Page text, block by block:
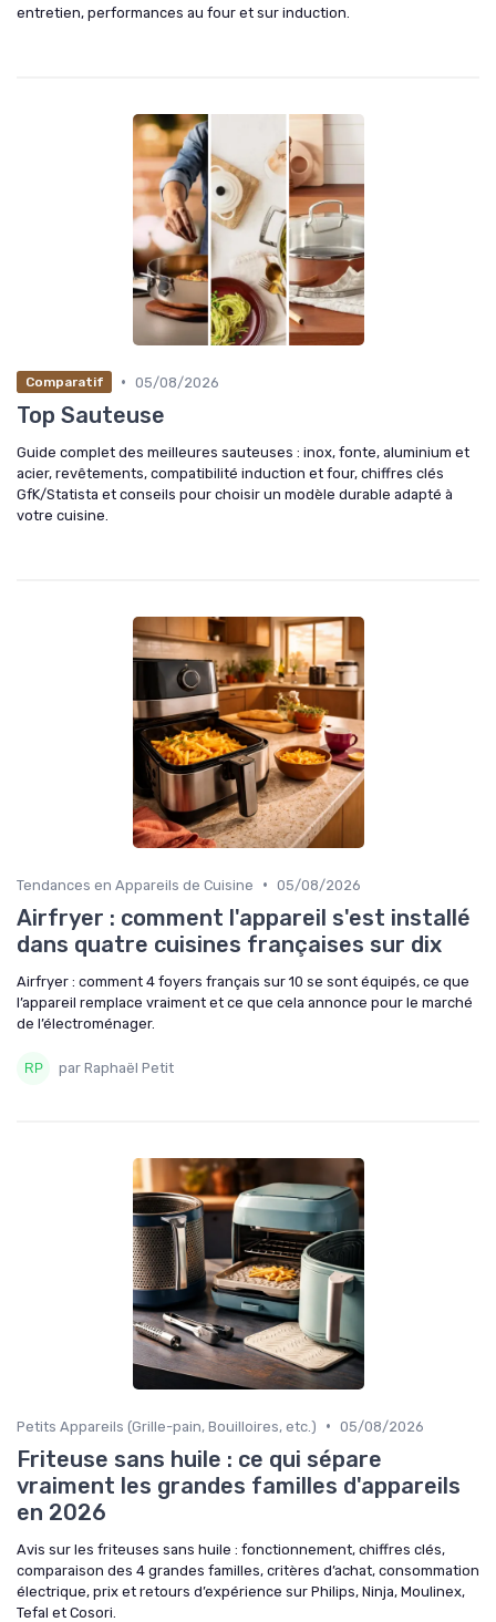
entretien, performances au four et sur induction.
Comparatif • 05/08/2026
Top Sauteuse
Guide complet des meilleures sauteuses : inox, fonte, aluminium et
acier, revêtements, compatibilité induction et four, chiffres clés
GfK/Statista et conseils pour choisir un modèle durable adapté à
votre cuisine.
Tendances en Appareils de Cuisine • 05/08/2026
Airfryer : comment l'appareil s'est installé
dans quatre cuisines françaises sur dix
Airfryer : comment 4 foyers français sur 10 se sont équipés, ce que
l’appareil remplace vraiment et ce que cela annonce pour le marché
de l’électroménager.
par Raphaël Petit
Petits Appareils (Grille-pain, Bouilloires, etc.) • 05/08/2026
Friteuse sans huile : ce qui sépare
vraiment les grandes familles d'appareils
en 2026
Avis sur les friteuses sans huile : fonctionnement, chiffres clés,
comparaison des 4 grandes familles, critères d’achat, consommation
électrique, prix et retours d’expérience sur Philips, Ninja, Moulinex,
Tefal et Cosori.